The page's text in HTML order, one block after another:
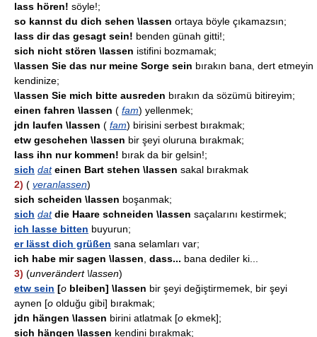
lass hören! söyle!;
so kannst du dich sehen \lassen ortaya böyle çıkamazsın;
lass dir das gesagt sein! benden günah gitti!;
sich nicht stören \lassen istifini bozmamak;
\lassen Sie das nur meine Sorge sein bırakın bana, dert etmeyin
kendinize;
\lassen Sie mich bitte ausreden bırakın da sözümü bitireyim;
einen fahren \lassen ( fam) yellenmek;
jdn laufen \lassen ( fam) birisini serbest bırakmak;
etw geschehen \lassen bir şeyi oluruna bırakmak;
lass ihn nur kommen! bırak da bir gelsin!;
sich dat einen Bart stehen \lassen sakal bırakmak
2) ( veranlassen)
sich scheiden \lassen boşanmak;
sich dat die Haare schneiden \lassen saçalarını kestirmek;
ich lasse bitten buyurun;
er lässt dich grüßen sana selamları var;
ich habe mir sagen \lassen dass... bana dediler ki...
3) (unverändert \lassen)
etw sein [o bleiben] \lassen bir şeyi değiştirmemek, bir şeyi
aynen [o olduğu gibi] bırakmak;
jdn hängen \lassen birini atlatmak [o ekmek];
sich hängen \lassen kendini bırakmak;